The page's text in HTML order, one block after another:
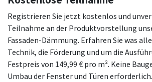
Registrieren Sie jetzt kostenlos und
Teilnahme an der Produktvorstellung
Fassaden-Dämmung. Erfahren Sie was
Technik, die Förderung und um die
Festpreis von 149,99 € pro m². Keine
Umbau der Fenster und Türen